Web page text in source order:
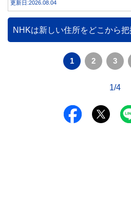
更新日:2026.08.04
NHKは新しい住所をどこから
1 2 3
1/4